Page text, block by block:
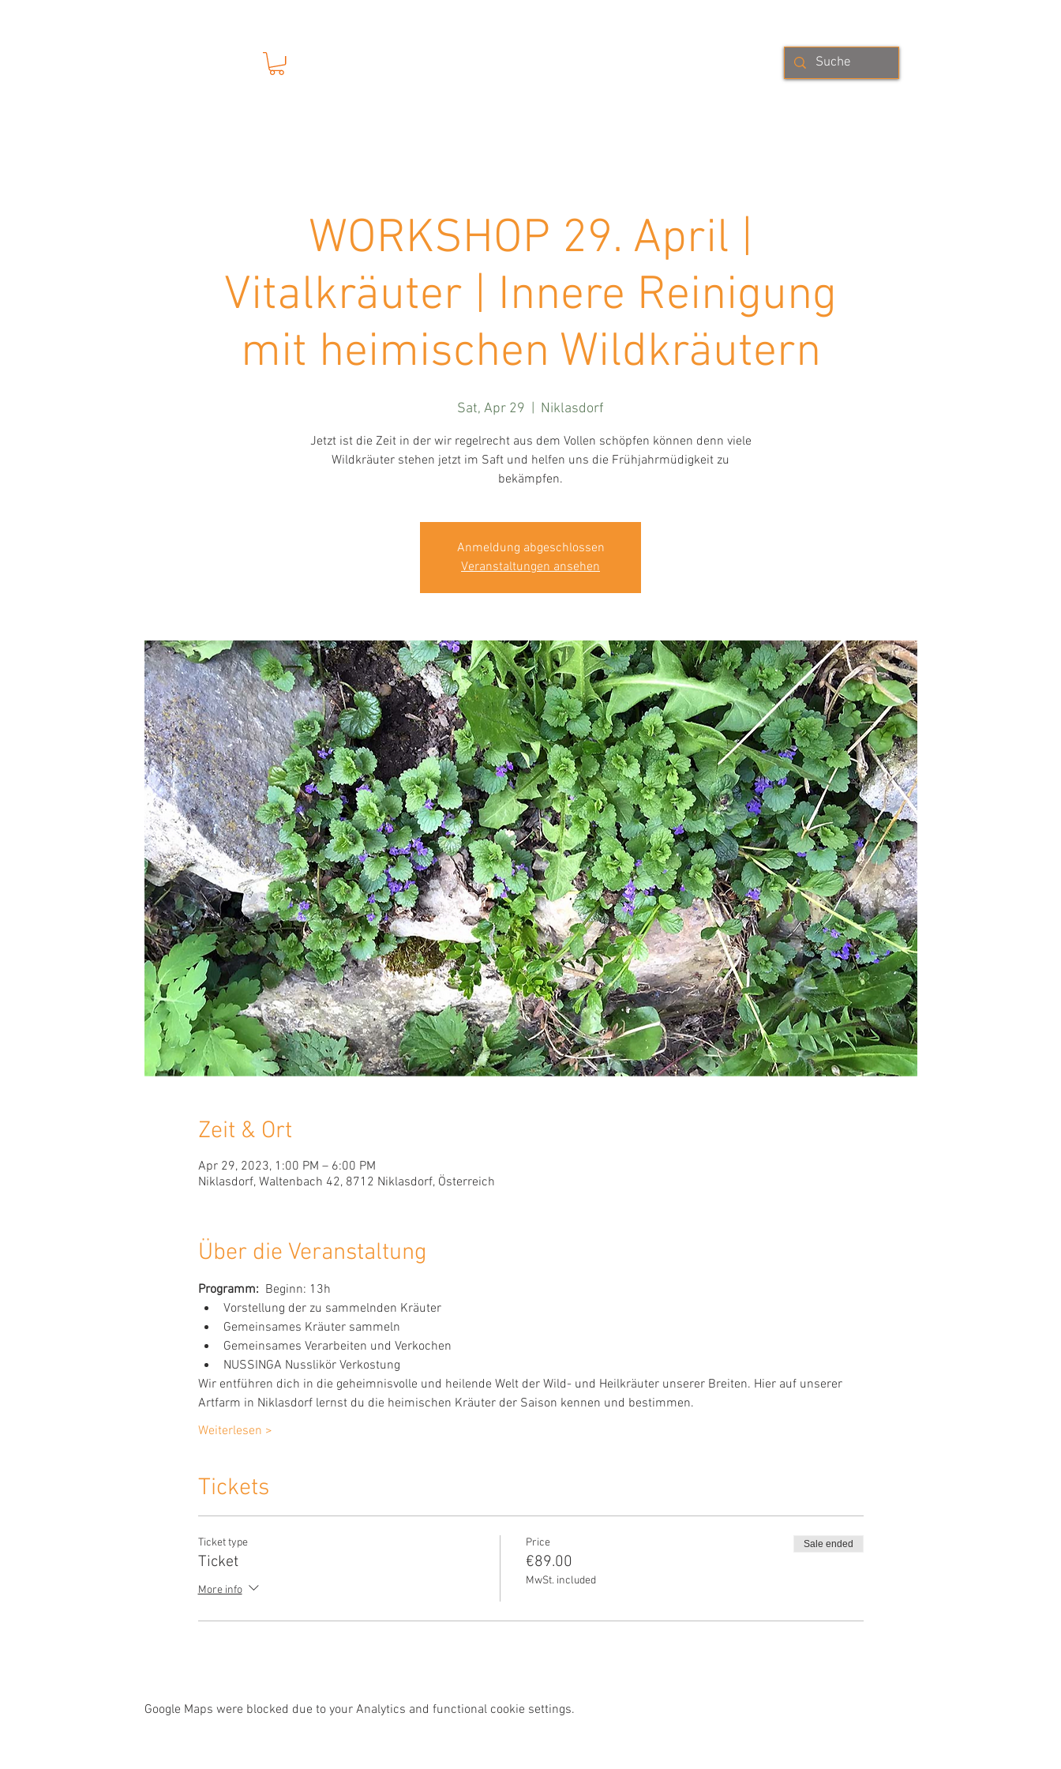
WORKSHOP 29. April |
Vitalkräuter | Innere Reinigung
mit heimischen Wildkräutern
Sat, Apr 29 Niklasdorf
Jetzt ist die Zeit in der wir regelrecht aus dem Vollen schöpfen können denn viele
Wildkräuter stehen jetzt im Saft und helfen uns die Frühjahrmüdigkeit zu
bekämpfen.
Anmeldung abgeschlossen
Veranstaltungen ansehen
Zeit & Ort
Apr 29, 2023, 1:00 PM – 6:00 PM
Niklasdorf, Waltenbach 42, 8712 Niklasdorf, Österreich
Über die Veranstaltung
Programm: Beginn: 13h
Vorstellung der zu sammelnden Kräuter
Gemeinsames Kräuter sammeln
Gemeinsames Verarbeiten und Verkochen
NUSSINGA Nusslikör Verkostung
Wir entführen dich in die geheimnisvolle und heilende Welt der Wild- und Heilkräuter unserer Breiten. Hier auf unserer
Artfarm in Niklasdorf lernst du die heimischen Kräuter der Saison kennen und bestimmen.
Weiterlesen >
Tickets
Ticket type
Ticket
More info
Price
€89.00
MwSt. included
Sale ended
Google Maps were blocked due to your Analytics and functional cookie settings.